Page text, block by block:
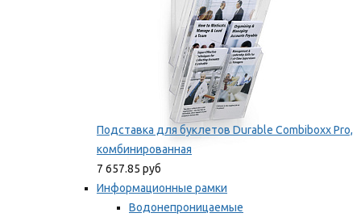
Подставка для буклетов Durable Combiboxx Pro,
комбинированная
7 657.85 руб
Информационные рамки
Водонепроницаемые